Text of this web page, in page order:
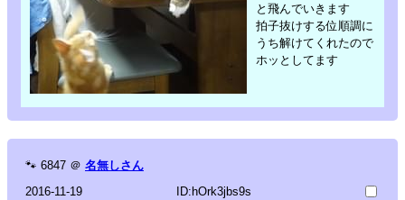
と飛んでいきます
拍子抜けする位順調に
うち解けてくれたので
ホッとしてます
🐾 6847 ＠ 名無しさん
2016-11-19
ID:hOrk3jbs9s